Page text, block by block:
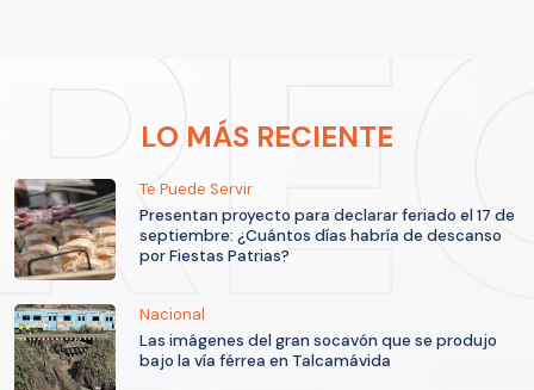
LO MÁS RECIENTE
Te Puede Servir
Presentan proyecto para declarar feriado el 17 de
septiembre: ¿Cuántos días habría de descanso
por Fiestas Patrias?
Nacional
Las imágenes del gran socavón que se produjo
bajo la vía férrea en Talcamávida